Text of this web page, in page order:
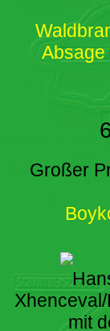
Absage
Großer
mit